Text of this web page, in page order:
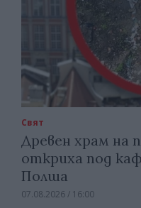
Свят
Древен храм на
откриха под
Полша
07.08.2026 / 16:00